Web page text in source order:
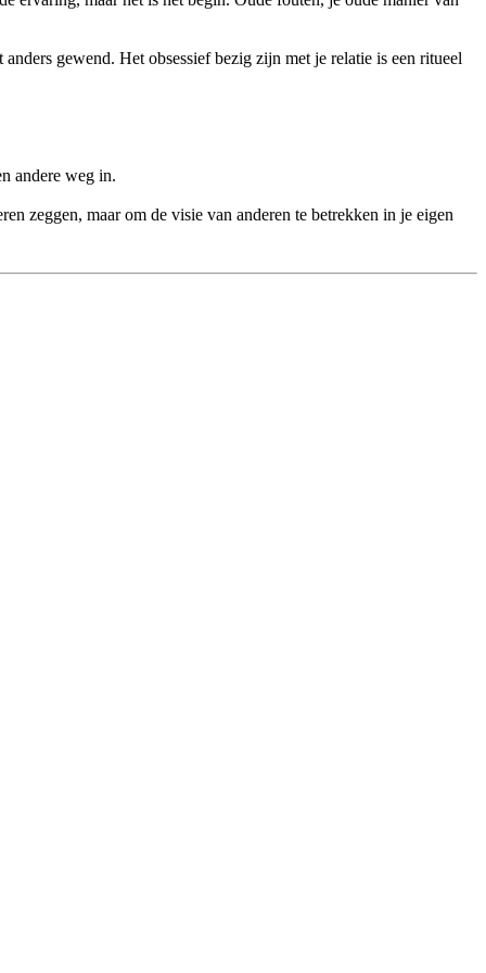
gewend. Het obsessief bezig zijn met je relatie is een ritueel
andere weg in.
zeggen, maar om de visie van anderen te betrekken in je eigen